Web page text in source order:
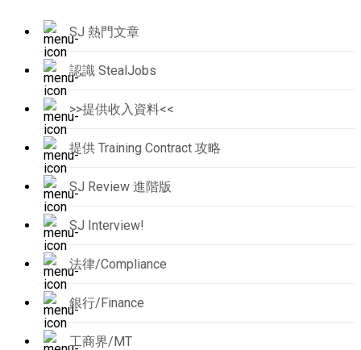
SJ 熱門文章
認識 StealJobs
>>提供收入資料<<
提供 Training Contract 攻略
SJ Review 進階版
SJ Interview!
法律/Compliance
銀行/Finance
工商界/MT